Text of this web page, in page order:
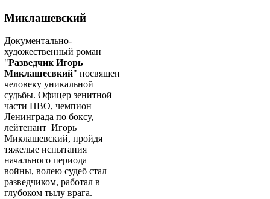
Миклашевский
Документально-
художественный роман
"Разведчик Игорь
Миклашесвкий" посвящен
человеку уникальной
судьбы. Офицер зенитной
части ПВО, чемпион
Ленинграда по боксу,
лейтенант Игорь
Миклашевский, пройдя
тяжелые испытания
начального периода
войны, волею судеб стал
разведчиком, работал в
глубоком тылу врага.